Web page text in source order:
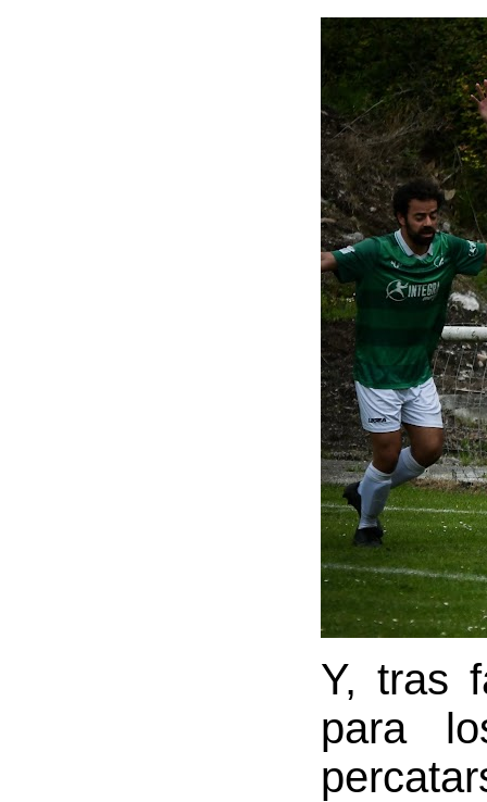
Y, tras
para